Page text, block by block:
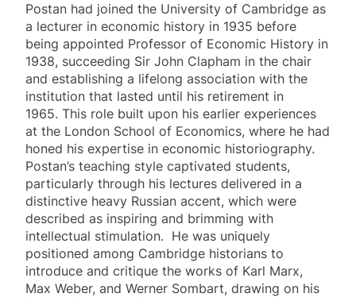
Postan had joined the University of Cambridge as
a lecturer in economic history in 1935 before
being appointed Professor of Economic History in
1938, succeeding Sir John Clapham in the chair
and establishing a lifelong association with the
institution that lasted until his retirement in
1965. This role built upon his earlier experiences
at the London School of Economics, where he had
honed his expertise in economic historiography.
Postan’s teaching style captivated students,
particularly through his lectures delivered in a
distinctive heavy Russian accent, which were
described as inspiring and brimming with
intellectual stimulation. He was uniquely
positioned among Cambridge historians to
introduce and critique the works of Karl Marx,
Max Weber, and Werner Sombart, drawing on his